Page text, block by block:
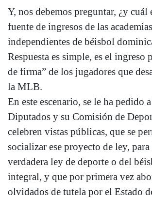
Y, nos debemos preguntar, ¿y cuál
fuente de ingresos de las academias
independientes de béisbol
Respuesta es simple, es el ingreso
de firma” de los jugadores que
la MLB.
En este escenario, se le ha pedido
Diputados y su Comisión de
celebren vistas públicas, que se
socializar ese proyecto de ley, para
verdadera ley de deporte o del
integral, y que por primera vez
olvidados de tutela por el Estado